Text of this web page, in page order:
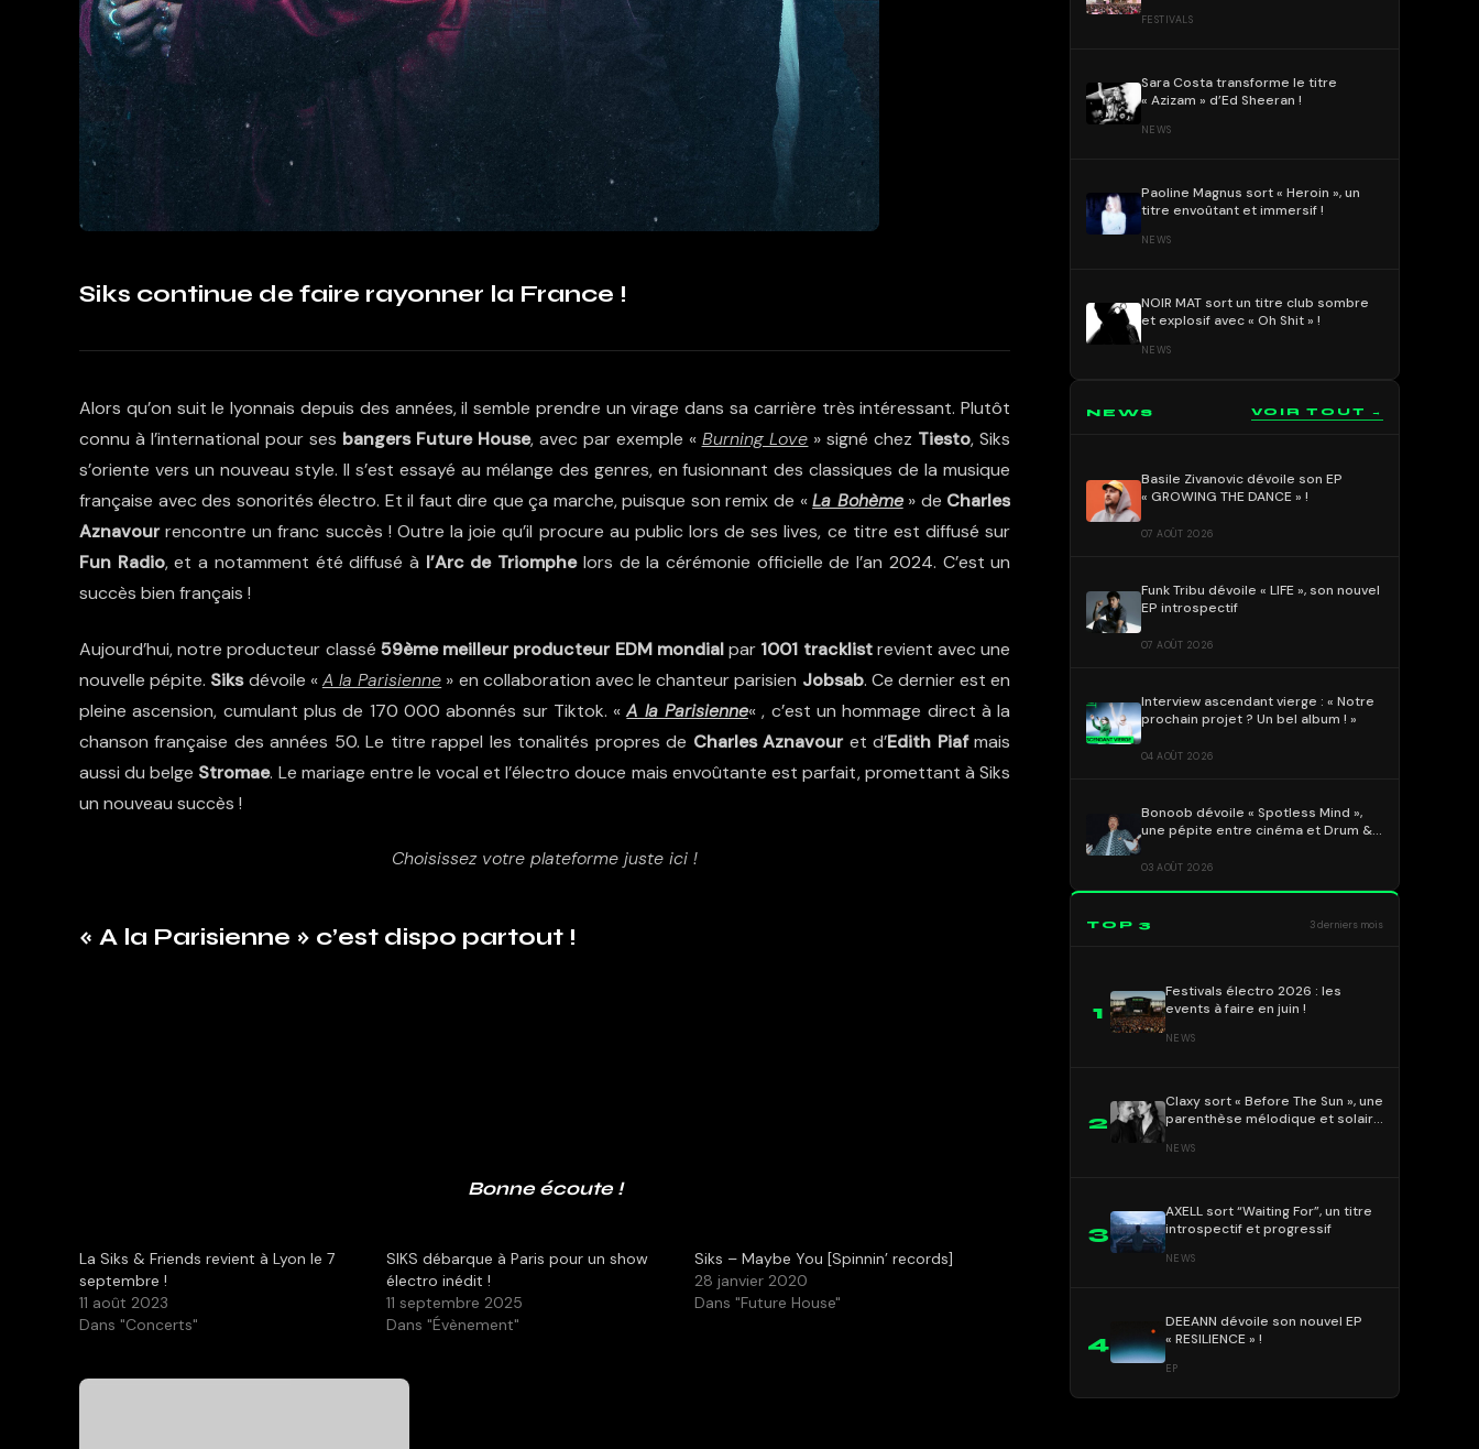
Siks continue de faire rayonner la France !
Alors qu’on suit le lyonnais depuis des années, il semble prendre un virage dans sa carrière très intéressant. Plutôt
connu à l’international pour ses bangers Future House, avec par exemple « Burning Love » signé chez Tiesto, Siks
s’oriente vers un nouveau style. Il s’est essayé au mélange des genres, en fusionnant des classiques de la musique
française avec des sonorités électro. Et il faut dire que ça marche, puisque son remix de «La Bohème» de Charles
Aznavourrencontre un franc succès ! Outre la joie qu’il procure au public lors de ses lives, ce titre est diffusé sur
Fun Radio, et a notamment été diffusé à l’Arc de Triomphelors dela cérémonie officielle de l’an 2024. C’est un
succès bien français !
Aujourd’hui, notre producteur classé 59ème meilleur producteur EDM mondialpar 1001 tracklistrevient avec une
nouvelle pépite. Siksdévoile «A la Parisienne » en collaboration avec le chanteur parisien Jobsab. Ce dernier est en
pleine ascension, cumulant plus de 170 000 abonnés sur Tiktok. «A la Parisienne« , c’est un hommage direct à la
chanson française des années 50. Le titre rappel les tonalités propres de Charles Aznavouret d’Edith Piafmais
aussi du belge Stromae. Le mariage entre le vocal et l’électro douce mais envoûtante est parfait, promettant à Siks
un nouveau succès !
Choisissez votre plateforme juste ici !
« A la Parisienne » c’est dispo partout !
Bonne écoute !
La Siks & Friends revient à Lyon le 7
septembre !
11 août 2023
Dans "Concerts"
SIKS débarque à Paris pour un show
électro inédit !
11 septembre 2025
Dans "Évènement"
Siks – Maybe You [Spinnin’ records]
28 janvier 2020
Dans "Future House"
FESTIVALS
Sara Costa transforme le titre
« Azizam » d’Ed Sheeran !
NEWS
Paoline Magnus sort « Heroin », un
titre envoûtant et immersif !
NEWS
NOIR MAT sort un titre club sombre
et explosif avec « Oh Shit » !
NEWS
NEWS VOIR TOUT →
Basile Zivanovic dévoile son EP
« GROWING THE DANCE » !
07 AOÛT 2026
Funk Tribu dévoile « LIFE », son nouvel
EP introspectif
07 AOÛT 2026
Interview ascendant vierge : « Notre
prochain projet ? Un bel album ! »
04 AOÛT 2026
Bonoob dévoile « Spotless Mind »,
une pépite entre cinéma et Drum &
03 AOÛT 2026
TOP 3 3 derniers mois
1
Festivals électro 2026 : les
events à faire en juin !
NEWS
2
Claxy sort « Before The Sun », une
parenthèse mélodique et solaire
NEWS
3
AXELL sort “Waiting For”, un titre
introspectif et progressif
NEWS
4
DEEANN dévoile son nouvel EP
« RESILIENCE » !
EP